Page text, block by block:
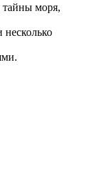
моря,
несколько